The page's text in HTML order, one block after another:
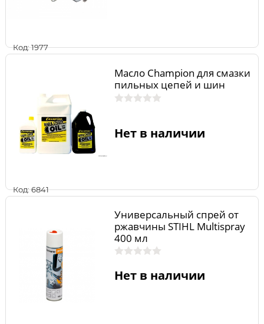
Код: 1977
Код: 6841
Масло Champion для смазки
пильных цепей и шин
Нет в наличии
Универсальный спрей от
ржавчины STIHL Multispray
400 мл
Нет в наличии